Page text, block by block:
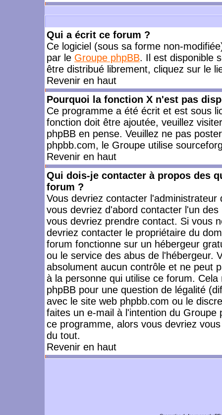
Qui a écrit ce forum ?
Ce logiciel (sous sa forme non-
par le Groupe phpBB. Il est disponible
être distribué librement, cliquez sur le
Revenir en haut
Pourquoi la fonction X n'est pas
Ce programme a été écrit et est sous
fonction doit être ajoutée, veuillez
phpBB en pense. Veuillez ne pas
phpbb.com, le Groupe utilise
Revenir en haut
Qui dois-je contacter à propos des
forum ?
Vous devriez contacter
vous devriez d'abord contacter l'un
vous devriez prendre contact. Si vous
devriez contacter le propriétaire du
forum fonctionne sur un hébergeur
ou le service des abus de l'hébergeur.
absolument aucun contrôle et ne peut
à la personne qui utilise ce forum.
phpBB pour une question de légalité
avec le site web phpbb.com ou le
faites un e-mail à l'intention du
ce programme, alors vous devriez
du tout.
Revenir en haut